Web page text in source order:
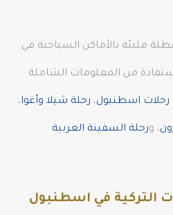
مليئة بالأماكن السياحية في
من المعلومات الشاملة
رحلات اسطنبول، رحلة شيلا وأغوا،
، ورحلة السفينة العربية
التركية في اسطنبول